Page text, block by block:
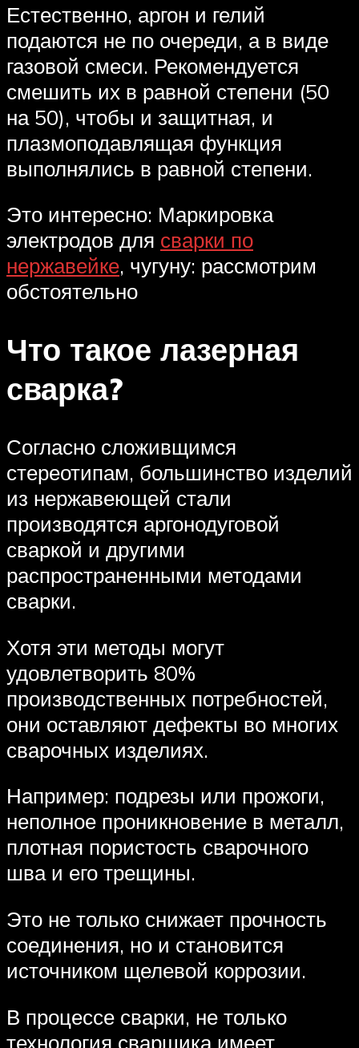
Естественно, аргон и гелий
подаются не по очереди, а в виде
газовой смеси. Рекомендуется
смешить их в равной степени (50
на 50), чтобы и защитная, и
плазмоподавлящая функция
выполнялись в равной степени.
Это интересно: Маркировка
электродов для сварки по
нержавейке, чугуну: рассмотрим
обстоятельно
Что такое лазерная
сварка?
Согласно сложивщимся
стереотипам, большинство изделий
из нержавеющей стали
производятся аргонодуговой
сваркой и другими
распространенными методами
сварки.
Хотя эти методы могут
удовлетворить 80%
производственных потребностей,
они оставляют дефекты во многих
сварочных изделиях.
Например: подрезы или прожоги,
неполное проникновение в металл,
плотная пористость сварочного
шва и его трещины.
Это не только снижает прочность
соединения, но и становится
источником щелевой коррозии.
В процессе сварки, не только
технология сварщика имеет